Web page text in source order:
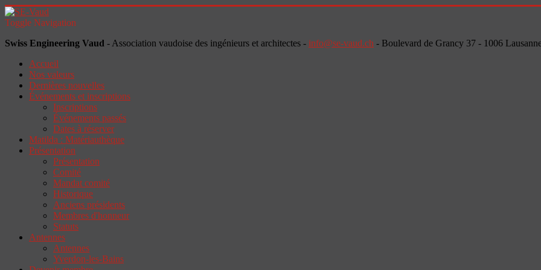
Toggle Navigation
Swiss Engineering Vaud - Association vaudoise des ingénieurs et architectes - info@se-vaud.ch - Boulevard de Grancy 37 - 1006
Accueil
Nos valeurs
Dernières nouvelles
Événements et inscriptions
Inscriptions
Événements passés
Dates à réserver
Matilda : Matériauthèque
Présentation
Présentation
Comité
Mandat comité
Historique
Anciens présidents
Membres d'honneur
Statuts
Antennes
Antennes
Yverdon-les-Bains